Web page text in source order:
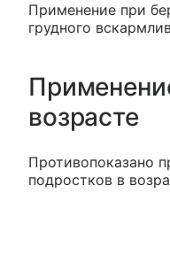
Применение при
грудного
возрасте
Противопоказано
подростков в